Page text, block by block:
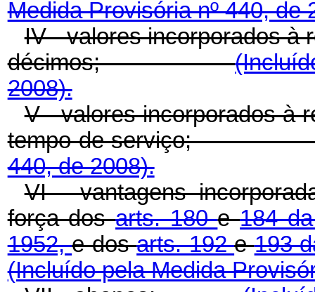
Medida Provisória nº 440, de
IV - valores incorporados à
décimos;
2008).
V - valores incorporados à
tempo de
440, de 2008).
VI - vantagens
força dosarts. 180e184
1952,e dosarts. 192e193
(Incluído pela Medida